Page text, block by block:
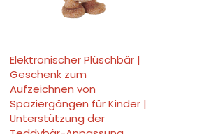
Elektronischer Plüschbär |
Geschenk zum
Aufzeichnen von
Spaziergängen für Kinder |
Unterstützung der